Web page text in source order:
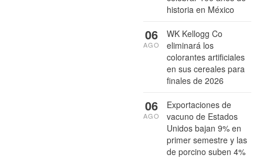
historia en México
WK Kellogg Co
eliminará los
colorantes artificiales
en sus cereales para
finales de 2026
06
AGO
Exportaciones de
vacuno de Estados
Unidos bajan 9% en
primer semestre y las
de porcino suben 4%
06
AGO